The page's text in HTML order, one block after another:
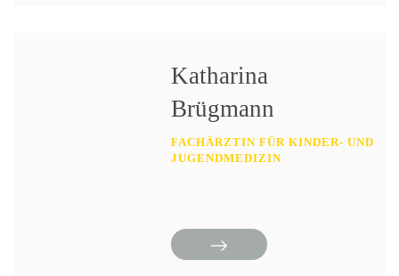
Katharina
Brügmann
FACHÄRZTIN FÜR KINDER- UND
JUGENDMEDIZIN